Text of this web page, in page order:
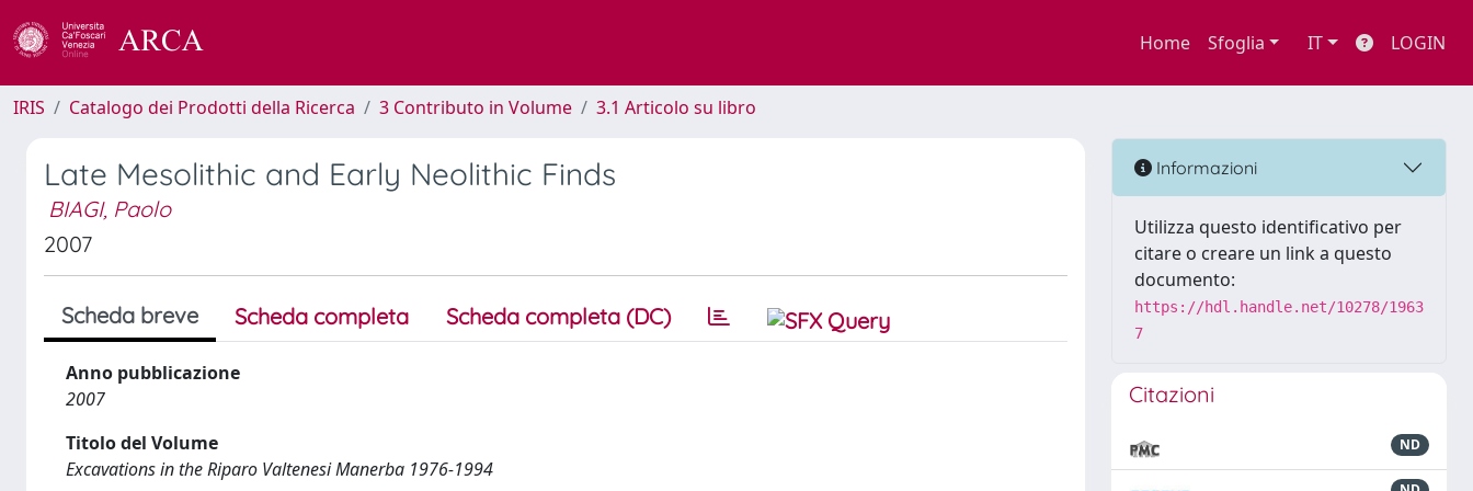
Home Sfoglia IT LOGIN
IRIS Catalogo dei Prodotti della Ricerca 3 Contributo in Volume 3.1 Articolo su libro
Late Mesolithic and Early Neolithic Finds
BIAGI, Paolo
2007
Scheda breve Scheda completa Scheda completa (DC)
Anno pubblicazione
2007
Titolo del Volume
Excavations in the Riparo Valtenesi Manerba 1976-1994
Informazioni
Utilizza questo identificativo per
citare o creare un link a questo
documento:
https://hdl.handle.net/10278/1963
7
Citazioni
ND